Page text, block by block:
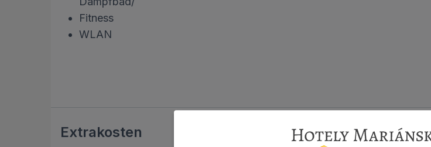
Fitness
WLAN
Extrakosten